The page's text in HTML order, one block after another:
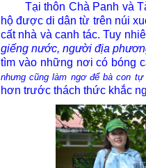
Tại thôn Chà Panh và
hộ được di dân từ trên núi
cất nhà và canh tác. Tuy
giếng nước, người địa
tìm vào những nơi có bóng
nhưng cũng làm ngơ để bà con
hơn trước thách thức khắc